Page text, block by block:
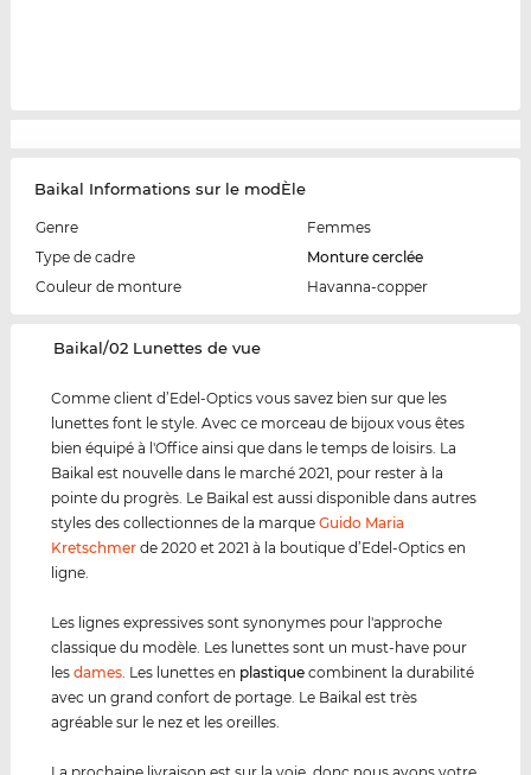
Baikal Informations sur le modÈle
Genre
Femmes
Type de cadre
Monture cerclée
Couleur de monture
Havanna-copper
‌Baikal/02 Lunettes de vue
Comme client d’Edel-Optics vous savez bien sur que les
lunettes font le style. Avec ce morceau de bijoux vous êtes
bien équipé à l'Office ainsi que dans le temps de loisirs. La
Baikal est nouvelle dans le marché 2021, pour rester à la
pointe du progrès. Le Baikal est aussi disponible dans autres
styles des collectionnes de la marqueGuido Maria
Kretschmer de 2020 et 2021 à la boutique d’Edel-Optics en
ligne.
Les lignes expressives sont synonymes pour l'approche
classique du modèle. Les lunettes sont un must-have pour
lesdames . Les lunettes en plastique combinent la durabilité
avec un grand confort de portage. Le Baikal est très
agréable sur le nez et les oreilles.